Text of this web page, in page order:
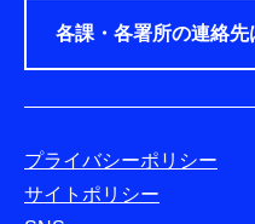
各課・各署所の連絡先
プライバシーポリシー
サイトポリシー